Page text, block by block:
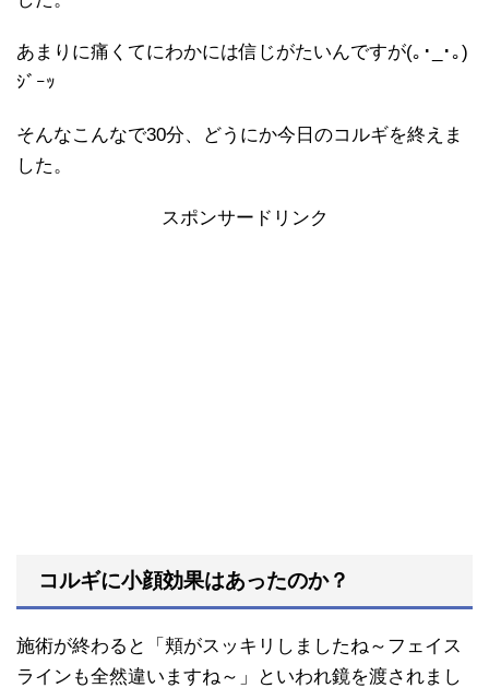
あまりに痛くてにわかには信じがたいんですが(｡･_･｡)
ｼﾞｰｯ
そんなこんなで30分、どうにか今日のコルギを終えま
した。
スポンサードリンク
コルギに小顔効果はあったのか？
施術が終わると「頬がスッキリしましたね～フェイス
ラインも全然違いますね～」といわれ鏡を渡されまし